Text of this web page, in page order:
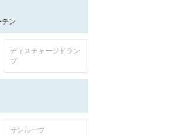
ン
ディスチャージドラン
プ
サンルーフ